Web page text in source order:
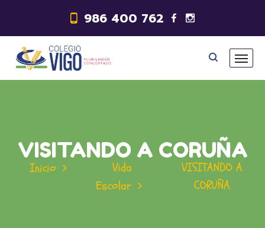
986 400 762
VISITANDO A CORUÑA
Inicio
Vida
Escolar
VISITANDO A
CORUÑA